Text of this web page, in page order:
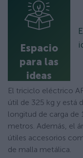
Espacio
para las
ideas
El triciclo eléctrico
útil de 325 kg y está
longitud de carga de
metros. Además, el
útiles accesorios
de malla metálica.